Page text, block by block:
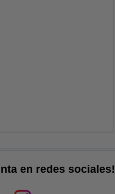
en redes sociales!